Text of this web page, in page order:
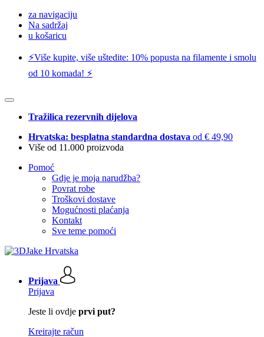
za navigaciju
Na sadržaj
u košaricu
⚡️Više kupite, više uštedite: 10% popusta na filamente i smolu
od 10 komada! ⚡️
Tražilica rezervnih dijelova
Hrvatska: besplatna standardna dostava od € 49,90
Više od 11.000 proizvoda
Pomoć
Gdje je moja narudžba?
Povrat robe
Troškovi dostave
Mogućnosti plaćanja
Kontakt
Sve teme pomoći
Prijava
Prijava
Jeste li ovdje prvi put?
Kreirajte račun